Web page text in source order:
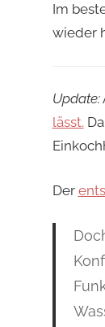
Im
wieder
Update:
lässt.
Der